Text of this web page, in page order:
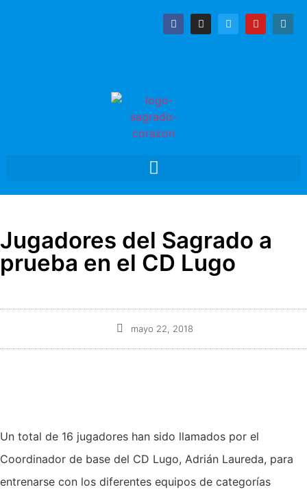
Jugadores del Sagrado a
prueba en el CD Lugo
mayo 22, 2018
Un total de 16 jugadores han sido llamados por el
Coordinador de base del CD Lugo, Adrián Laureda, para
entrenarse con los diferentes equipos de categorías